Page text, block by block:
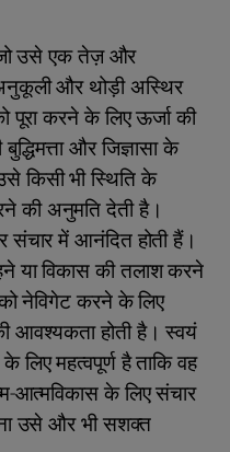
उसे एक तेज़ और
और थोड़ी अस्थिर
पूरा करने के लिए ऊर्जा की
और जिज्ञासा के
किसी भी स्थिति के
की अनुमति देती है।
संचार में आनंदित होती हैं।
या विकास की तलाश करने
नेविगेट करने के लिए
आवश्यकता होती है। स्वयं
लिए महत्वपूर्ण है ताकि वह
के लिए संचार
उसे और भी सशक्त